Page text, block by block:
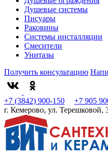
Душевые системы
Писуары
Раковины
Системы инсталляции
Смесители
Унитазы
Получить консультацию
+7 (3842) 900-150
+7 905
г. Кемерово, ул. Терешковой,